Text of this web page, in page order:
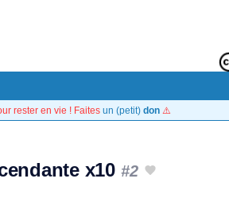
rester en vie ! Faites un (petit) don ⚠️
x10 #2